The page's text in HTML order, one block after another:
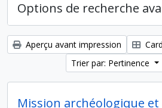
Options de recherche
Aperçu avant impression
Trier par: Pertinence